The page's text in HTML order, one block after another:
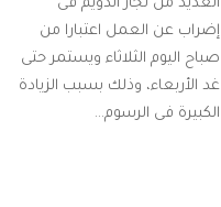
العديد من تجار الدويم فى
إضراب عن العمل اعتبارا من
صباح اليوم الثلاثاء ويستمر حتى
غد الأربعاء، وذلك بسبب الزيادة
الكبيرة فى الرسوم…